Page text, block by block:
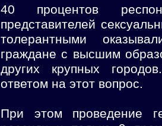
40 процентов
представителей
толерантными
граждане с высшим
других крупных
ответом на этот вопрос.
При этом проведение